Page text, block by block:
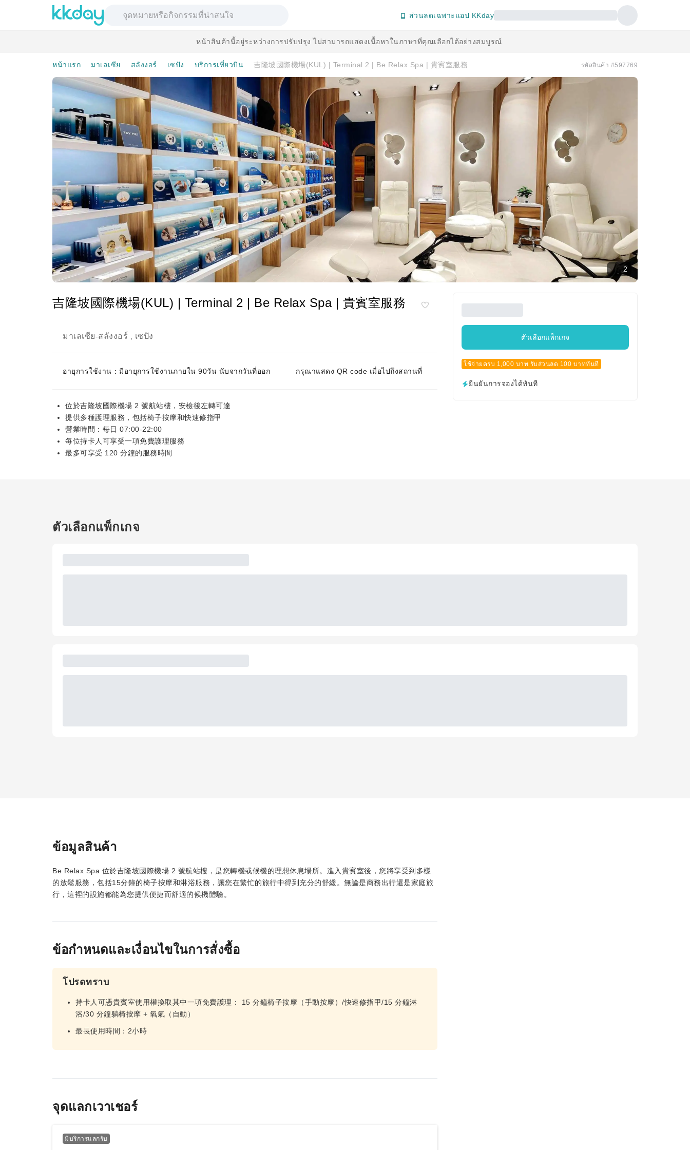
ส่วนลดเฉพาะแอป KKday
หน้าสินค้านี้อยู่ระหว่างการปรับปรุง ไม่สามารถแสดงเนื้อหาในภาษาที่คุณเลือกได้อย่างสมบูรณ์
หน้าแรก มาเลเซีย สลังงอร์ เซปัง บริการเที่ยวบิน 吉隆坡國際機場(KUL) | Terminal 2 | Be Relax Spa | 貴賓室服務 รหัสสินค้า #597769
2
吉隆坡國際機場(KUL) | Terminal 2 | Be Relax Spa | 貴賓室服務
มาเลเซีย-สลังงอร์ เซปัง
อายุการใช้งาน：มีอายุการใช้งานภายใน 90วัน นับจากวันที่ออก กรุณาแสดง QR code เมื่อไปถึงสถานที่
位於吉隆坡國際機場 2 號航站樓，安檢後左轉可達
提供多種護理服務，包括椅子按摩和快速修指甲
營業時間：每日 07:00-22:00
每位持卡人可享受一項免費護理服務
最多可享受 120 分鐘的服務時間
ตัวเลือกแพ็กเกจ
ใช้จ่ายครบ 1,000 บาท รับส่วนลด 100 บาททันที
ยืนยันการจองได้ทันที
ตัวเลือกแพ็กเกจ
ข้อมูลสินค้า
Be Relax Spa 位於吉隆坡國際機場 2 號航站樓，是您轉機或候機的理想休息場所。進入貴賓室後，您將享受到多樣
的放鬆服務，包括15分鐘的椅子按摩和淋浴服務，讓您在繁忙的旅行中得到充分的舒緩。無論是商務出行還是家庭旅
行，這裡的設施都能為您提供便捷而舒適的候機體驗。
ข้อกำหนดและเงื่อนไขในการสั่งซื้อ
โปรดทราบ
持卡人可憑貴賓室使用權換取其中一項免費護理： 15 分鐘椅子按摩（手動按摩）/快速修指甲/15 分鐘淋
浴/30 分鐘躺椅按摩 + 氧氣（自動）
最長使用時間：2小時
จุดแลกเวาเชอร์
มีบริการแลกรับ